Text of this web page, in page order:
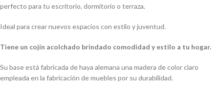
perfecto para tu escritorio, dormitorio o terraza.
Ideal para crear nuevos espacios con estilo y juventud.
Tiene un cojín acolchado brindado comodidad y estilo a tu hogar.
Su base está fabricada de haya alemana una madera de color claro
empleada en la fabricación de muebles por su durabilidad.